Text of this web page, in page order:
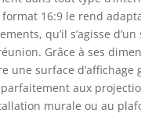
sans
écran
toute
vous le
✓ Plug
16:9 le rend
qu’il s’agisse d’un
Grâce à ses
une surface d’affichage
aux
murale ou au